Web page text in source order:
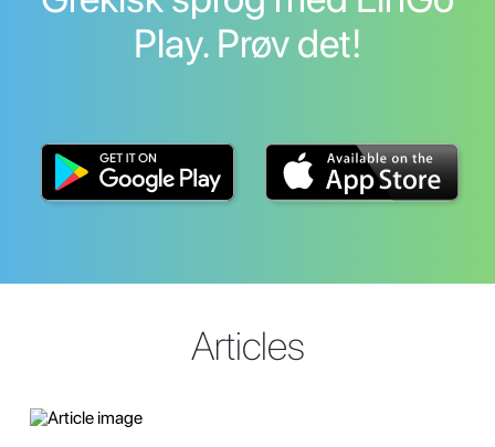
Play. Prøv det!
Articles